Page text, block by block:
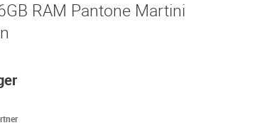
RAM Pantone Martini